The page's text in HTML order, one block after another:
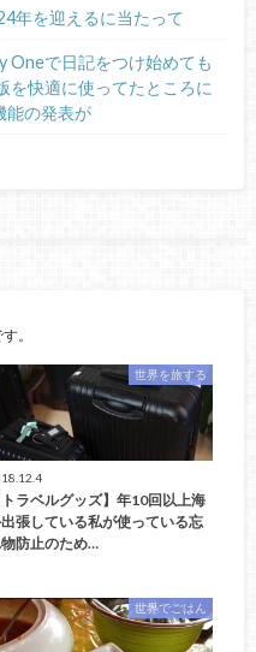
年を迎えるに当たって
Oneで日記をつけ始めても
快適に使ってたところに
能の発表が
。
世界を旅する
トラベルグッズ】年10回以上海
張している私が使っている忘
防止のため…
世界でごはん